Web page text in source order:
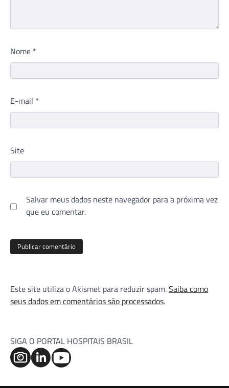
Nome *
E-mail *
Site
Salvar meus dados neste navegador para a próxima vez
que eu comentar.
Este site utiliza o Akismet para reduzir spam.Saiba como
seus dados em comentários são processados.
SIGA O PORTAL HOSPITAIS BRASIL